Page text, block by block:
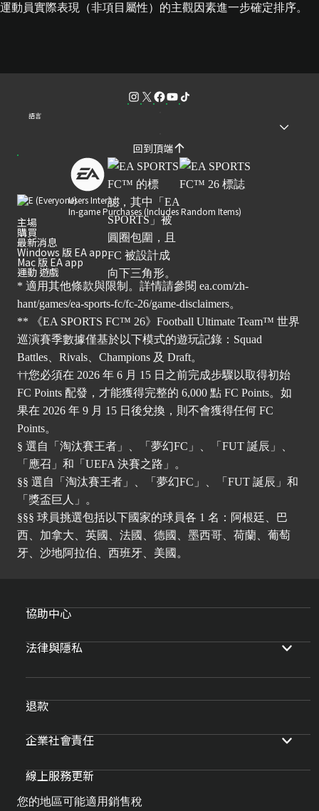
運動員實際表現（非項目屬性）的主觀因素進一步確定排序。
語言
回到頂端
Users Interact
In-game Purchases (Includes Random Items)
主場
購買
最新消息
Windows 版 EA app
Mac 版 EA app
運動 遊戲
* 適用其他條款與限制。詳情請參閱 ea.com/zh-
hant/games/ea-sports-fc/fc-26/game-disclaimers。
** 《EA SPORTS FC™ 26》Football Ultimate Team™ 世界
巡演賽季數據僅基於以下模式的遊玩記錄：Squad
Battles、Rivals、Champions 及 Draft。
††您必須在 2026 年 6 月 15 日之前完成步驟以取得初始
FC Points 配發，才能獲得完整的 6,000 點 FC Points。如
果在 2026 年 9 月 15 日後兌換，則不會獲得任何 FC
Points。
§ 選自「淘汰賽王者」、「夢幻FC」、「FUT 誕辰」、
「應召」和「UEFA 決賽之路」。
§§ 選自「淘汰賽王者」、「夢幻FC」、「FUT 誕辰」和
「獎盃巨人」。
§§§ 球員挑選包括以下國家的球員各 1 名：阿根廷、巴
西、加拿大、英國、法國、德國、墨西哥、荷蘭、葡萄
牙、沙地阿拉伯、西班牙、美國。
協助中心
法律與隱私
退款
企業社會責任
線上服務更新
您的地區可能適用銷售稅